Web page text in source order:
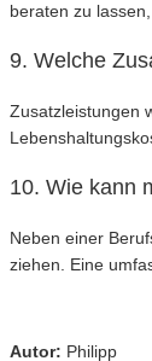
beraten zu
9. Welche
Zusatzleistungen
10. Wie kann
Neben einer
ziehen. Eine
Autor: Philipp